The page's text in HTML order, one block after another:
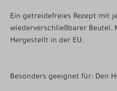
Ein getreidefreies Rezept mit
wiederverschließbarer Beutel.
Hergestellt in der EU.
Besonders geeignet für: Den